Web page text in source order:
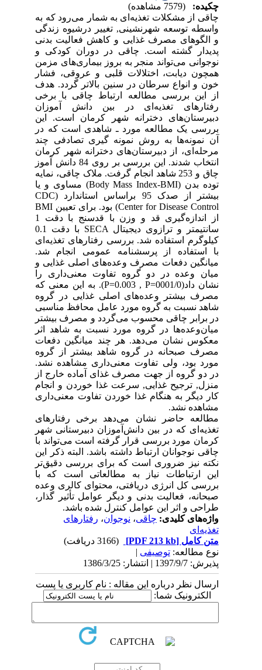
چکیده:
چاقی از مشکلات تغذیه‌ای به شمار می‌رود که به
واسطه توسعه شهرنشینی, تغییر درشیوه زندگی
و الگوهای مصرف غذایی و کاهش فعالیت بدنی
پدیدار گشته است. چاقی در دوران کودکی و
نوجوانی می‌تواند منجر به بروز بیماری‌های مزمن
همچون دیابت، اختلالات قلبی و عروقی، فشار
خون و انواع سرطان‌ در سنین بالاتر گردد. هدف
از این بررسی مطالعه ارتباط چاقی با برخی
رفتارهای تغذیه‌ای در بین دانش آموزان
دبیرستان‌های دخترانه شهر کرمان است. این
بررسی یک مطالعه مورد ـ شاهدی است که در
آن نمونه‌ها به روش نمونه گیری تصادفی چند
مرحله‌ای، از دبیرستان‌های دخترانه شهر کرمان
انتخاب شدند. این بررسی بر روی 84 دانش آموز
چاق و 253 شاهد انجام گرفت. ملاک چاقی، نمایه
توده بدن (Body Mass Index-BMI) مساوی و یا
بیشتر از صدک 95 براساس استاندارد (CDC
(Center for Disease Control بود. برای تعیین BMI
از اندازه‌گیری قد و وزن با قدسنج با دقت 1
سانتیمتر و ترازوی دیجیتال SECA با دقت 0.1
کیلوگرم استفاده شد. بررسی رفتارهای تغذیه‌ای
با استفاده از پرسشنامه عمومی انجام شد.
میانگین دفعات مصرف وعده‌های اصلی غذایی و
میان وعده در دو گروه تفاوت معنی‌داری را
نشان داد(0001/0=P=0.003 , P). به این معنی که
مصرف بیشتر وعده‌های اصلی غذایی در گروه
شاهد نسبت به گروه مورد عامل محافظ مناسبی
در برابر چاقی محسوب می‌گردد و مصرف بیشتر
میان‌وعده‌ها در گروه مورد نسبت به شاهد اثر
معکوس نشان می‌دهد. هر چند میانگین دفعات
مصرف صبحانه در گروه شاهد بیشتر از گروه
مورد بود، ولی تفاوت معنی‌داری مشاهده نشد.
در دو گروه از جهت مصرف غذای آماده خارج از
منزل, ترجیح غذایی, سرعت غذا خوردن و انجام
کار دیگر به هنگام غذا خوردن تفاوت معنی‌داری
مشاهده نشد.
مطالعه حاضر نشان می‌دهد برخی رفتارهای
تغذیه‌ای که در بین دانش‌آموزان دبیرستانی شهر
کرمان مورد بررسی قرار گرفته است می‌تواند با
چاقی نوجوانان ارتباط داشته باشد. البته ذکر این
نکته نیز ضروری است که برای بررسی دقیق‌تر
این ارتباطات نیاز به مطالعاتی است که با
بررسی کل انرژی دریافتی، محتوای کالری وعده
صبحانه، فعالیت بدنی و دیگر عوامل تأثیر گذار،
طراحی و اثر این عوامل کنترل شده باشد.
واژه‌های کلیدی:چاقی،نوجوان ،رفتارهای
تغذیه‌ای
متن کامل[PDF 213 kb]
نوع مطالعه:توصیفی|
پذیرش: 1397/9/7 | انتشار: 1386/3/25
ارسال نظر درباره این مقاله : نام کاربری یا پست
الکترونیک شما: